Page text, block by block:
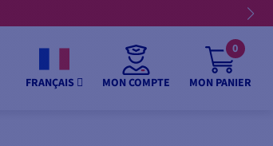
FRANÇAIS MON COMPTE MON PANIER
0